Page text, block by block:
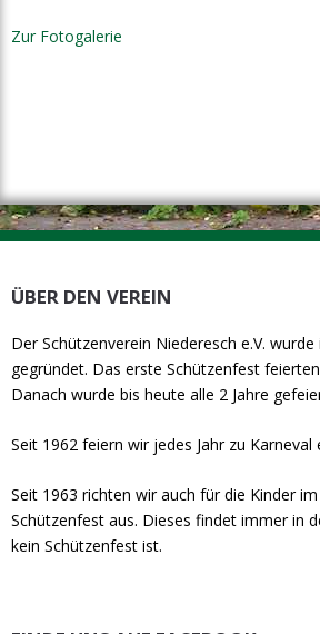
Zur Fotogalerie
ÜBER DEN VEREIN
Der Schützenverein Niederesch e.V. wurde
gegründet. Das erste Schützenfest
Danach wurde bis heute alle 2 Jahre
Seit 1962 feiern wir jedes Jahr zu Karneval
Seit 1963 richten wir auch für die Kinder
Schützenfest aus. Dieses findet immer in
kein Schützenfest ist.